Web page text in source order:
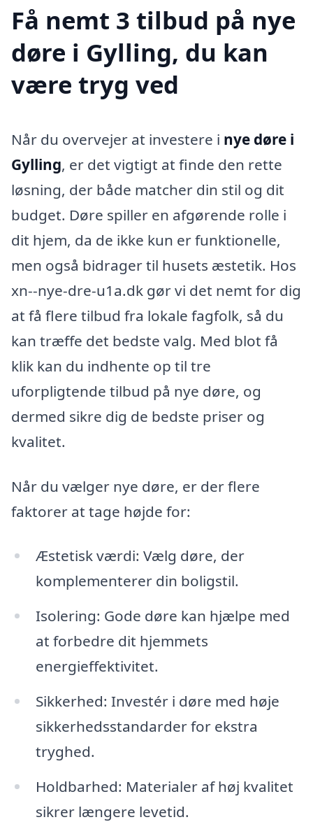
Få nemt 3 tilbud på nye
døre i Gylling, du kan
være tryg ved
Når du overvejer at investere i nye døre i
Gylling, er det vigtigt at finde den rette
løsning, der både matcher din stil og dit
budget. Døre spiller en afgørende rolle i
dit hjem, da de ikke kun er funktionelle,
men også bidrager til husets æstetik. Hos
xn--nye-dre-u1a.dk gør vi det nemt for dig
at få flere tilbud fra lokale fagfolk, så du
kan træffe det bedste valg. Med blot få
klik kan du indhente op til tre
uforpligtende tilbud på nye døre, og
dermed sikre dig de bedste priser og
kvalitet.
Når du vælger nye døre, er der flere
faktorer at tage højde for:
Æstetisk værdi: Vælg døre, der
komplementerer din boligstil.
Isolering: Gode døre kan hjælpe med
at forbedre dit hjemmets
energieffektivitet.
Sikkerhed: Investér i døre med høje
sikkerhedsstandarder for ekstra
tryghed.
Holdbarhed: Materialer af høj kvalitet
sikrer længere levetid.